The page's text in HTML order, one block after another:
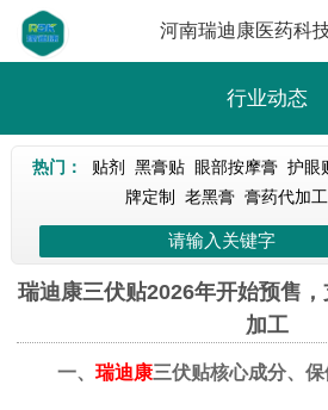
河南瑞迪康医药科
行业动态
热门： 贴剂 黑膏贴 眼部按摩膏 护眼
牌定制
老黑膏 膏药代加工
瑞迪康三伏贴2026年开始预售
加工
一、 瑞迪康三伏贴核心成分、